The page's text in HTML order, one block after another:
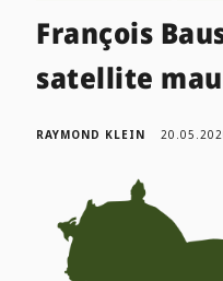
François
satellite
RAYMOND KLEIN